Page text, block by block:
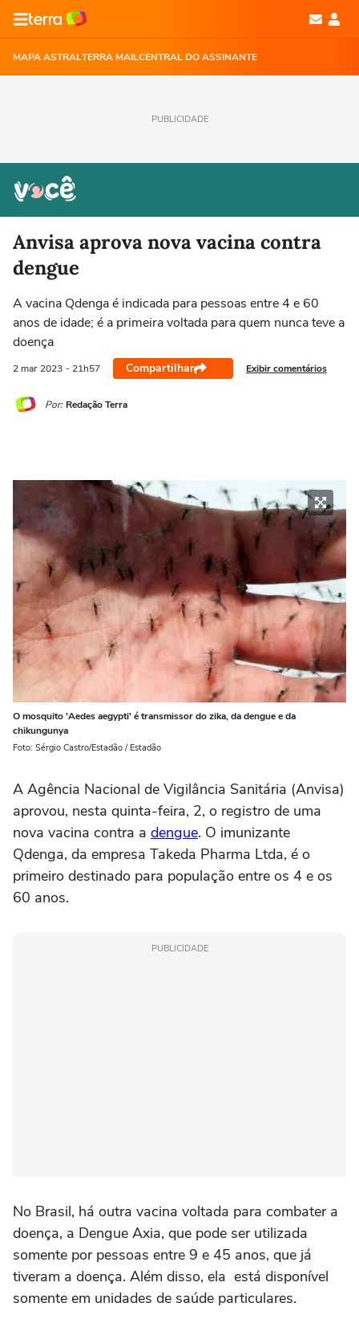
MAPA ASTRALTERRA MAILCENTRAL DO ASSINANTE
PUBLICIDADE
Anvisa aprova nova vacina contra
dengue
A vacina Qdenga é indicada para pessoas entre 4 e 60
anos de idade; é a primeira voltada para quem nunca teve a
doença
2 mar 2023 - 21h57 Compartilhar Exibir comentários
Por: Redação Terra
O mosquito 'Aedes aegypti' é transmissor do zika, da dengue e da
chikungunya
Foto: Sérgio Castro/Estadão / Estadão
A Agência Nacional de Vigilância Sanitária (Anvisa)
aprovou, nesta quinta-feira, 2, o registro de uma
nova vacina contra a dengue. O imunizante
Qdenga, da empresa Takeda Pharma Ltda, é o
primeiro destinado para população entre os 4 e os
60 anos.
PUBLICIDADE
No Brasil, há outra vacina voltada para combater a
doença, a Dengue Axia, que pode ser utilizada
somente por pessoas entre 9 e 45 anos, que já
tiveram a doença. Além disso, ela está disponível
somente em unidades de saúde particulares.